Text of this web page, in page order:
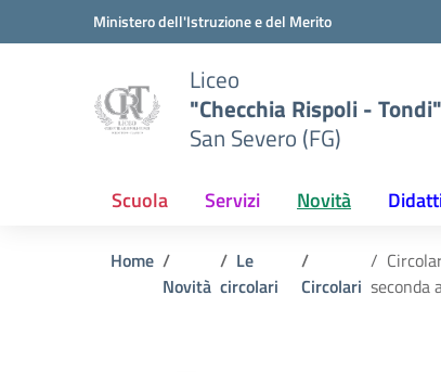
Vai ai contenuti
Vai al menu di navigazioneMinistero dell'Istruzione e del Merito
Liceo
"Checchia Rispoli -
San Severo (FG)
Scuola Servizi Novità
Home
Novità
Le
circolari
Circolari seconda